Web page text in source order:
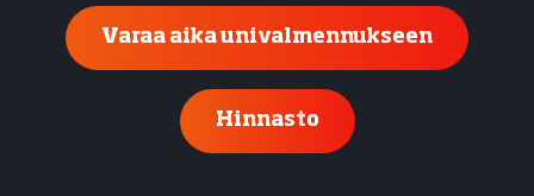
Varaa aika univalmennukseen
Hinnasto